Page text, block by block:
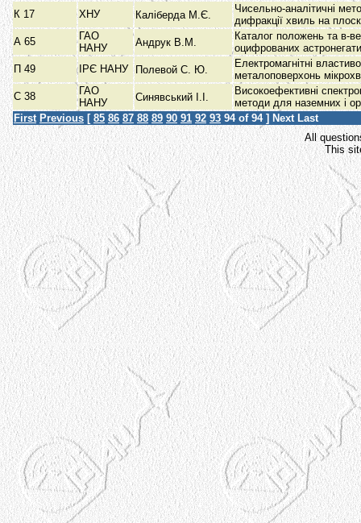
К 17
ХНУ Каліберда М.Є.
Чисельно-аналітичні
дифракції хвиль на
А 65
ГАО
НАНУ
Андрук В.М.
Каталог положень та в-
оцифрованих
П 49
ІРЄ НАНУ Полевой С. Ю.
Електромагнітні
металоповерхонь
С 38
ГАО
НАНУ
Синявський І.І.
Високоефективні
методи для наземних і
First Previous [ 85 86 87 88 89 90 91 92 93 94of 94 ] Next Last
All
This